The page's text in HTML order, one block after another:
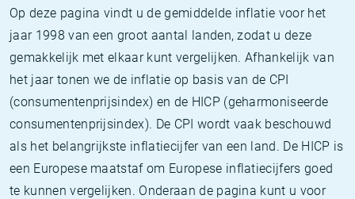
Op deze pagina vindt u de gemiddelde inflatie voor het
jaar 1998 van een groot aantal landen, zodat u deze
gemakkelijk met elkaar kunt vergelijken. Afhankelijk van
het jaar tonen we de inflatie op basis van de CPI
(consumentenprijsindex) en de HICP (geharmoniseerde
consumentenprijsindex). De CPI wordt vaak beschouwd
als het belangrijkste inflatiecijfer van een land. De HICP is
een Europese maatstaf om Europese inflatiecijfers goed
te kunnen vergelijken. Onderaan de pagina kunt u voor